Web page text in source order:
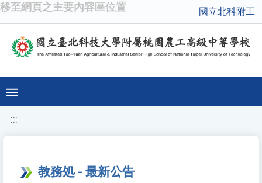
移至網頁之主要內容區位置 國立北科附工
:::
教務処 - 最新公告